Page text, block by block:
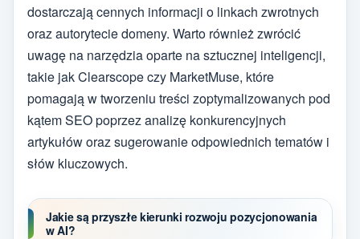
dostarczają cennych informacji o linkach zwrotnych
oraz autorytecie domeny. Warto również zwrócić
uwagę na narzędzia oparte na sztucznej inteligencji,
takie jak Clearscope czy MarketMuse, które
pomagają w tworzeniu treści zoptymalizowanych pod
kątem SEO poprzez analizę konkurencyjnych
artykułów oraz sugerowanie odpowiednich tematów i
słów kluczowych.
Jakie są przyszłe kierunki rozwoju pozycjonowania
w AI?